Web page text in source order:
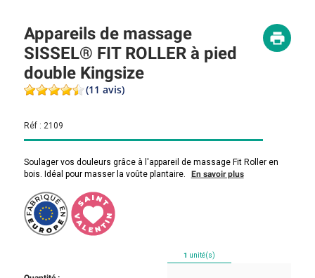
Appareils de massage
SISSEL® FIT ROLLER à pied
double Kingsize
(11 avis)
Réf : 2109
Soulager vos douleurs grâce à l'appareil de massage Fit Roller en
bois. Idéal pour masser la voûte plantaire.
En savoir plus
1 unité(s)